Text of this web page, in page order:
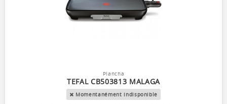
Plancha
TEFAL CB503813 MALAGA
Momentanément indisponible